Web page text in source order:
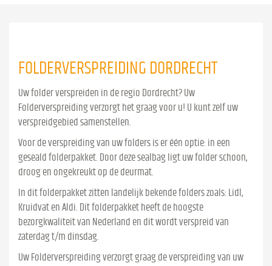
FOLDERVERSPREIDING DORDRECHT
Uw folder verspreiden in de regio Dordrecht? Uw
Folderverspreiding verzorgt het graag voor u! U kunt zelf uw
verspreidgebied samenstellen.
Voor de verspreiding van uw folders is er één optie: in een
geseald folderpakket. Door deze sealbag ligt uw folder schoon,
droog en ongekreukt op de deurmat.
In dit folderpakket zitten landelijk bekende folders zoals: Lidl,
Kruidvat en Aldi. Dit folderpakket heeft de hoogste
bezorgkwaliteit van Nederland en dit wordt verspreid van
zaterdag t/m dinsdag.
Uw Folderverspreiding verzorgt graag de verspreiding van uw